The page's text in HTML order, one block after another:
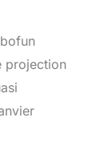
projection